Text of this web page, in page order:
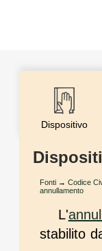
Dispositivo
Fonti → Codice
annullamento
L'
stabilito